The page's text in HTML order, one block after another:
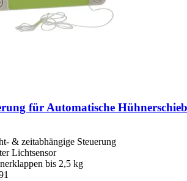
für Automatische
& zeitabhängige Steuerung
Lichtsensor
bis 2,5 kg